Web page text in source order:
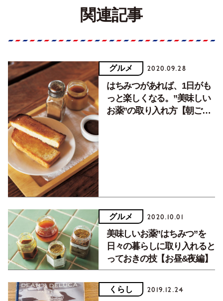
関連記事
グルメ 2020.09.28
はちみつがあれば、1日がも
っと楽しくなる。”美味しい
お薬”の取り入れ方【朝ごは
グルメ 2020.10.01
美味しいお薬”はちみつ”を
日々の暮らしに取り入れると
っておきの技【お昼&夜編】
くらし 2019.12.24